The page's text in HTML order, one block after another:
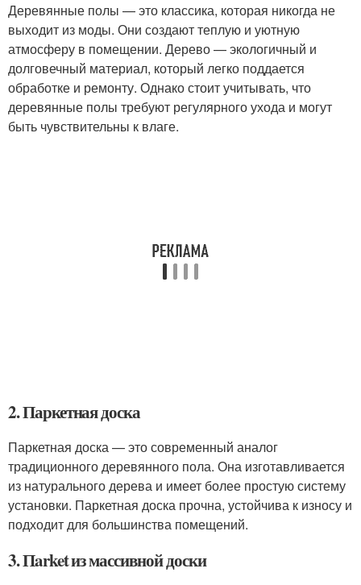
Деревянные полы — это классика, которая никогда не
выходит из моды. Они создают теплую и уютную
атмосферу в помещении. Дерево — экологичный и
долговечный материал, который легко поддается
обработке и ремонту. Однако стоит учитывать, что
деревянные полы требуют регулярного ухода и могут
быть чувствительны к влаге.
2. Паркетная доска
Паркетная доска — это современный аналог
традиционного деревянного пола. Она изготавливается
из натурального дерева и имеет более простую систему
установки. Паркетная доска прочна, устойчива к износу и
подходит для большинства помещений.
3. Пarket из массивной доски